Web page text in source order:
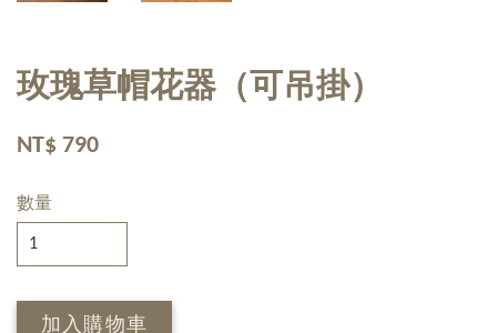
玫瑰草帽花器（可吊掛）
NT$ 790
數量
加入購物車